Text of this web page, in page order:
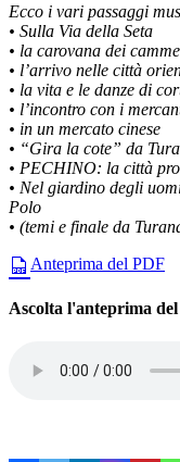
Ecco i vari passaggi
• Sulla Via della Seta
• la carovana dei
• l’arrivo nelle città
• la vita e le danze di
• l’incontro con i
• in un mercato cinese
• “Gira la cote” da
• PECHINO: la città
• Nel giardino degli
Polo
• (temi e finale da
Anteprima del PDF
Ascolta l'anteprima